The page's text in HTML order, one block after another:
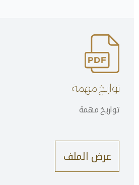
تواريخ مهمة
تواريخ مهمة
عرض الملف